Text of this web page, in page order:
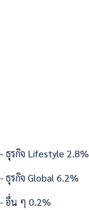
- ธุรกิจ Lifestyle 2.8%
- ธุรกิจ Global 6.2%
- อื่น ๆ 0.2%